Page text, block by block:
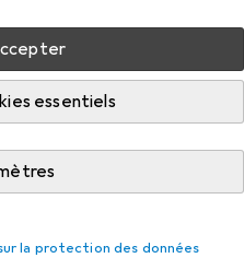
essentiels
la protection des données